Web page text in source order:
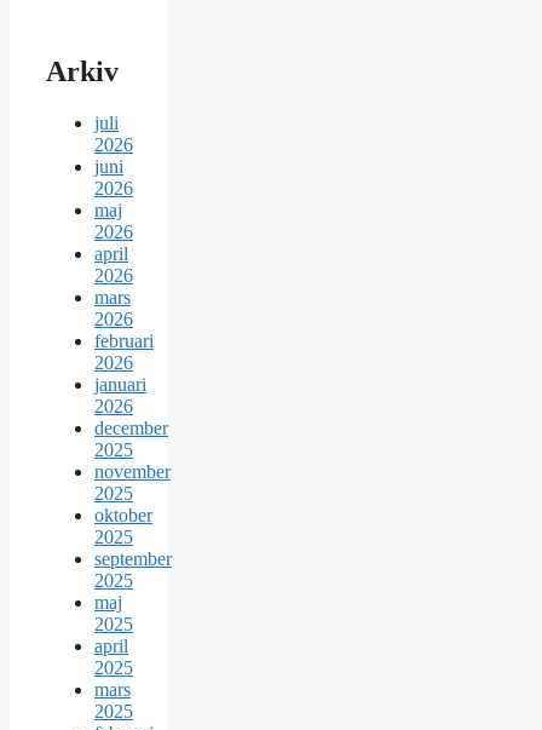
Arkiv
juli
2026
juni
2026
maj
2026
april
2026
mars
2026
februari
2026
januari
2026
december
2025
november
2025
oktober
2025
september
2025
maj
2025
april
2025
mars
2025